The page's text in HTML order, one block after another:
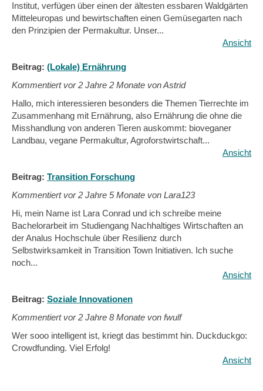
Institut, verfügen über einen der ältesten essbaren Waldgärten
Mitteleuropas und bewirtschaften einen Gemüsegarten nach
den Prinzipien der Permakultur. Unser...
Ansicht
Beitrag: (Lokale) Ernährung
Kommentiert vor2 Jahre 2 Monate von Astrid
Hallo, mich interessieren besonders die Themen Tierrechte im
Zusammenhang mit Ernährung, also Ernährung die ohne die
Misshandlung von anderen Tieren auskommt: bioveganer
Landbau, vegane Permakultur, Agroforstwirtschaft...
Ansicht
Beitrag: Transition Forschung
Kommentiert vor2 Jahre 5 Monate von Lara123
Hi, mein Name ist Lara Conrad und ich schreibe meine
Bachelorarbeit im Studiengang Nachhaltiges Wirtschaften an
der Analus Hochschule über Resilienz durch
Selbstwirksamkeit in Transition Town Initiativen. Ich suche
noch...
Ansicht
Beitrag: Soziale Innovationen
Kommentiert vor2 Jahre 8 Monate von fwulf
Wer sooo intelligent ist, kriegt das bestimmt hin. Duckduckgo:
Crowdfunding. Viel Erfolg!
Ansicht